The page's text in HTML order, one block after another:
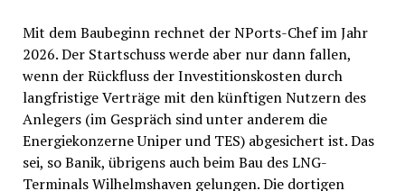
Mit dem Baubeginn rechnet der NPorts-Chef im Jahr
2026. Der Startschuss werde aber nur dann fallen,
wenn der Rückfluss der Investitionskosten durch
langfristige Verträge mit den künftigen Nutzern des
Anlegers (im Gespräch sind unter anderem die
Energiekonzerne Uniper und TES) abgesichert ist. Das
sei, so Banik, übrigens auch beim Bau des LNG-
Terminals Wilhelmshaven gelungen. Die dortigen